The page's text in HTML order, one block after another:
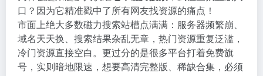
口？因为它精准戳中了所有网友找资源的痛点！
市面上绝大多数磁力搜索站槽点满满：服务器频繁崩、
域名天天换、搜索结果杂乱无章，热门资源重复泛滥，
冷门资源直接空白。更过分的是很多平台打着免费旗
号，实则暗地限速，想要高清完整版、稀缺合集，必须